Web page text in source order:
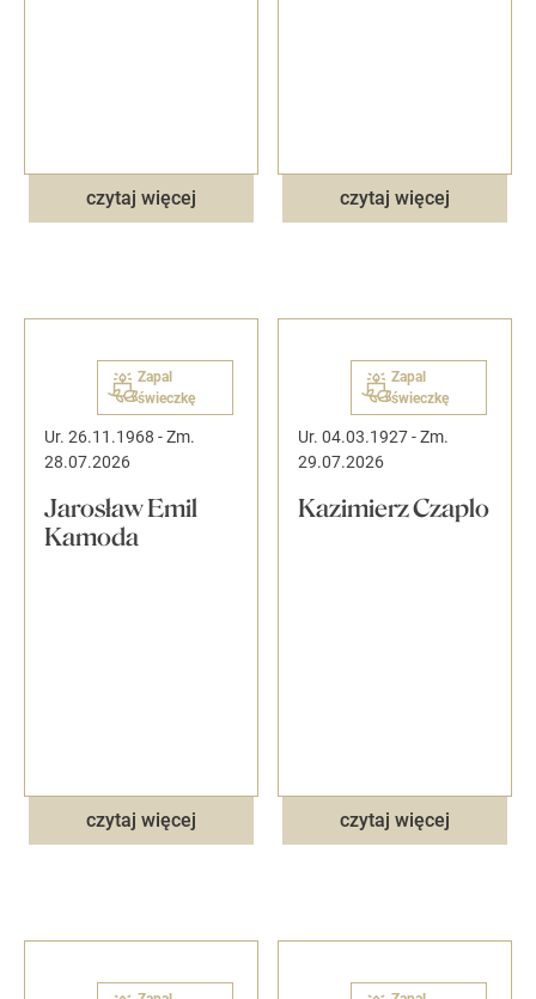
czytaj więcej czytaj więcej
Zapal
świeczkę
Ur. 26.11.1968 -Zm.
28.07.2026
Jarosław Emil
Kamoda
czytaj więcej
Zapal
świeczkę
Ur. 04.03.1927-Zm.
29.07.2026
Kazimierz Czaplo
czytaj więcej